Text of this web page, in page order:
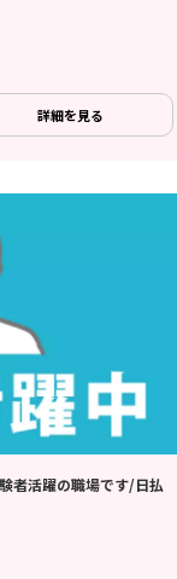
詳細を見る
者活躍の職場です/日払